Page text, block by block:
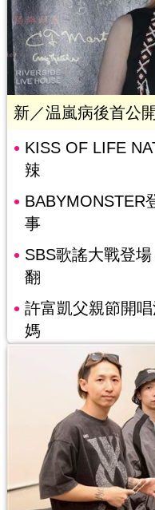
新／温嵐病後首公
KISS OF LIFE
辣
BABYMONSTER
事
SBS歌謠大戰登
翻
許富凱父親節開
媽